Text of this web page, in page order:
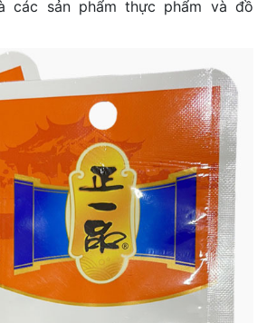
các sản phẩm thực phẩm và đồ